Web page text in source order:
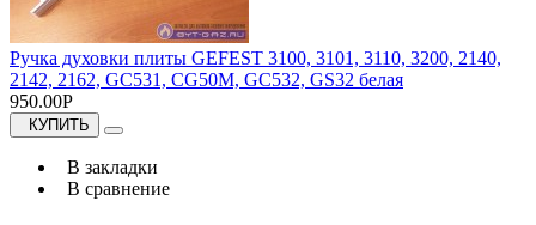
Ручка духовки плиты GEFEST 3100, 3101, 3110, 3200, 2140,
2142, 2162, GC531, CG50M, GC532, GS32 белая
950.00Р
КУПИТЬ
В закладки
В сравнение